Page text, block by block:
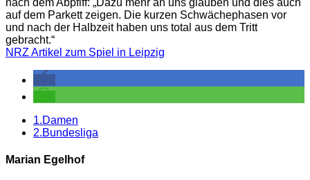
auf dem Parkett zeigen. Die kurzen Schwächephasen vor
und nach der Halbzeit haben uns total aus dem Tritt
gebracht.“
NRZ Artikel zum Spiel in Leipzig
1.Damen
2.Bundesliga
Marian Egelhof